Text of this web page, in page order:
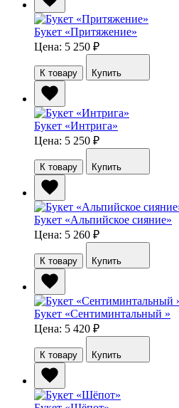
Букет «Притяжение»
Цена: 5 250 ₽
К товару Купить
Букет «Интрига»
Цена: 5 250 ₽
К товару Купить
Букет «Альпийское сияние»
Цена: 5 260 ₽
К товару Купить
Букет «Сентиминтальный »
Цена: 5 420 ₽
К товару Купить